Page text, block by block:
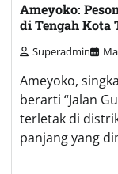
Ameyoko:
di Tengah Kota
Superadmin
Ameyoko,
berarti “Jalan
terletak di
panjang yang